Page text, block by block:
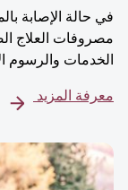
الإصابة
العلاج
والرسوم
المزيد